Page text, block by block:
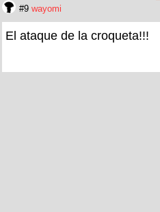
#9 wayomi
El ataque de la croqueta!!!